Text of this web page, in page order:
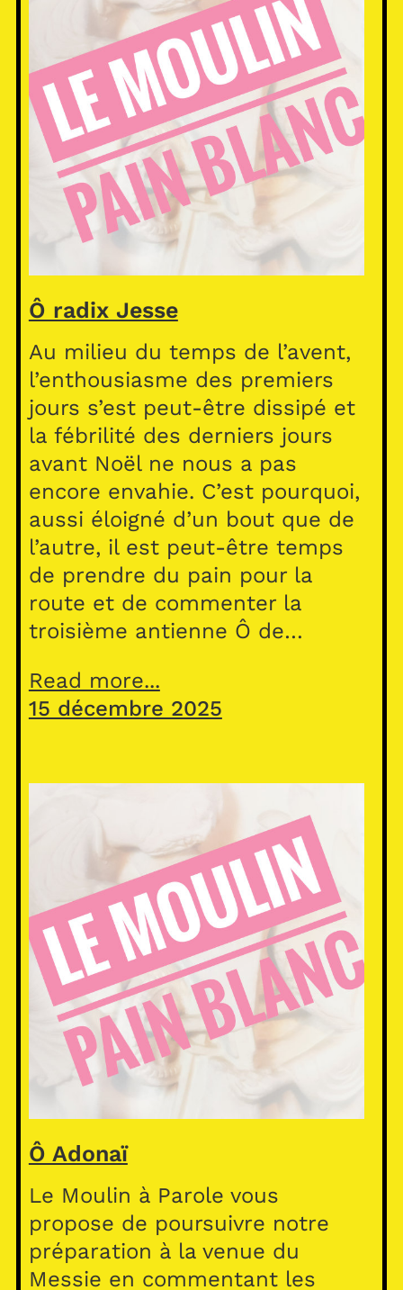
Ô radix Jesse
Au milieu du temps de l’avent,
l’enthousiasme des premiers
jours s’est peut-être dissipé et
la fébrilité des derniers jours
avant Noël ne nous a pas
encore envahie. C’est pourquoi,
aussi éloigné d’un bout que de
l’autre, il est peut-être temps
de prendre du pain pour la
route et de commenter la
troisième antienne Ô de…
Read more...
15 décembre 2025
Ô Adonaï
Le Moulin à Parole vous
propose de poursuivre notre
préparation à la venue du
Messie en commentant les